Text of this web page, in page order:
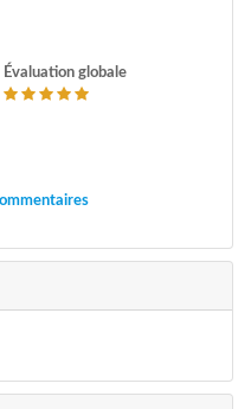
Évaluation globale